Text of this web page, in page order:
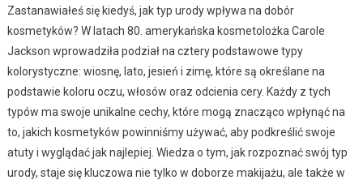
Zastanawiałeś się kiedyś, jak typ urody wpływa na dobór
kosmetyków? W latach 80. amerykańska kosmetolożka Carole
Jackson wprowadziła podział na cztery podstawowe typy
kolorystyczne: wiosnę, lato, jesień i zimę, które są określane na
podstawie koloru oczu, włosów oraz odcienia cery. Każdy z tych
typów ma swoje unikalne cechy, które mogą znacząco wpłynąć na
to, jakich kosmetyków powinniśmy używać, aby podkreślić swoje
atuty i wyglądać jak najlepiej. Wiedza o tym, jak rozpoznać swój typ
urody, staje się kluczowa nie tylko w doborze makijażu, ale także w